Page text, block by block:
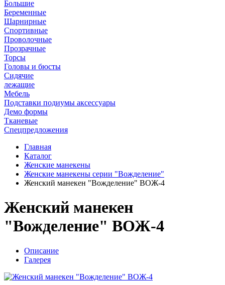
Большие
Беременные
Шарнирные
Спортивные
Проволочные
Прозрачные
Торсы
Головы и бюсты
Сидячие
лежащие
Мебель
Подставки подиумы аксессуары
Демо формы
Тканевые
Спецпредложения
Главная
Каталог
Женские манекены
Женские манекены серии "Вожделение"
Женский манекен "Вожделение" ВОЖ-4
Женский манекен
"Вожделение" ВОЖ-4
Описание
Галерея